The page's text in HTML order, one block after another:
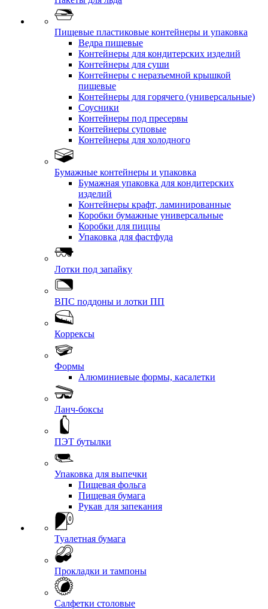
Пищевые пластиковые контейнеры и упаковка
Ведра пищевые
Контейнеры для кондитерских изделий
Контейнеры для суши
Контейнеры с неразъемной крышкой
пищевые
Контейнеры для горячего (универсальные)
Соусники
Контейнеры под пресервы
Контейнеры суповые
Контейнеры для холодного
Бумажные контейнеры и упаковка
Бумажная упаковка для кондитерских
изделий
Контейнеры крафт, ламинированные
Коробки бумажные универсальные
Коробки для пиццы
Упаковка для фастфуда
Лотки под запайку
ВПС поддоны и лотки ПП
Коррексы
Формы
Алюминиевые формы, касалетки
Ланч-боксы
ПЭТ бутылки
Упаковка для выпечки
Пищевая фольга
Пищевая бумага
Рукав для запекания
Туалетная бумага
Прокладки и тампоны
Салфетки столовые